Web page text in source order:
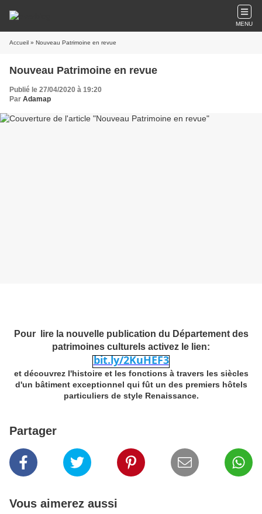
MENU
Accueil » Nouveau Patrimoine en revue
Nouveau Patrimoine en revue
Publié le 27/04/2020 à 19:20
Par Adamap
Pour lire la nouvelle publication du Département des
patrimoines culturels activez le lien:
bit.ly/2KuHEF3
et découvrez l'histoire et les fonctions à travers les siècles
d'un bâtiment exceptionnel qui fût un des premiers hôtels
particuliers de style Renaissance.
Partager
Vous aimerez aussi